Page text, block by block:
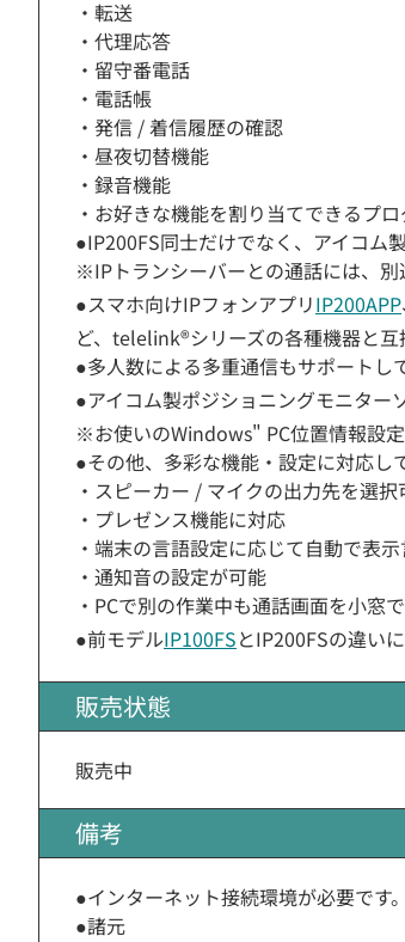
・転送
・代理応答
・留守番電話
・電話帳
・発信 / 着信履歴の確認
・昼夜切替機能
・録音機能
・お好きな機能を割り当てできるプ
●IP200FS同士だけでなく、アイコム
※IPトランシーバーとの通話には、別
●スマホ向けIPフォンアプリIP200APP
ど、telelink®シリーズの各種機器と互
●多人数による多重通信もサポートし
●アイコム製ポジショニングモニター
※お使いのWindows" PC位置情報設
●その他、多彩な機能・設定に対応し
・スピーカー / マイクの出力先を選択
・プレゼンス機能に対応
・端末の言語設定に応じて自動で表
・通知音の設定が可能
・PCで別の作業中も通話画面を小窓
●前モデルIP100FSとIP200FSの違い
販売状態
販売中
備考
●インターネット接続環境が必要です。
●諸元